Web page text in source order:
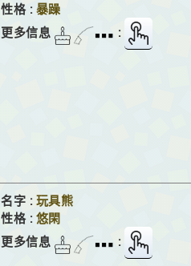
性格 : 暴躁
更多信息
:
名字 : 玩具熊
性格 : 悠閑
更多信息
: